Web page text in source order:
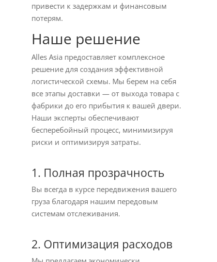
привести к задержкам и финансовым
потерям.
Наше решение
Alles Asia предоставляет комплексное
решение для создания эффективной
логистической схемы. Мы берем на себя
все этапы доставки — от выхода товара с
фабрики до его прибытия к вашей двери.
Наши эксперты обеспечивают
бесперебойный процесс, минимизируя
риски и оптимизируя затраты.
1. Полная прозрачность
Вы всегда в курсе передвижения вашего
груза благодаря нашим передовым
системам отслеживания.
2. Оптимизация расходов